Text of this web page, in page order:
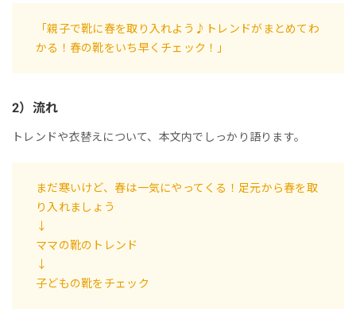
「親子で靴に春を取り入れよう♪トレンドがまとめてわ
かる！春の靴をいち早くチェック！」
2）流れ
トレンドや衣替えについて、本文内でしっかり語ります。
まだ寒いけど、春は一気にやってくる！足元から春を取
り入れましょう
↓
ママの靴のトレンド
↓
子どもの靴をチェック